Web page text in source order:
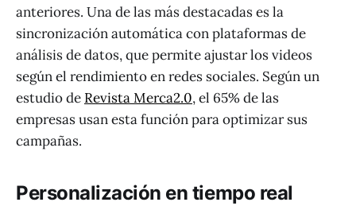
anteriores. Una de las más destacadas es la
sincronización automática con plataformas de
análisis de datos, que permite ajustar los videos
según el rendimiento en redes sociales. Según un
estudio de Revista Merca2.0, el 65% de las
empresas usan esta función para optimizar sus
campañas.
Personalización en tiempo real